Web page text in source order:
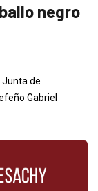
negro
Junta de
Gabriel